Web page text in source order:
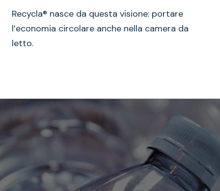
Recycla® nasce da questa visione: portare
l’economia circolare anche nella camera da
letto.